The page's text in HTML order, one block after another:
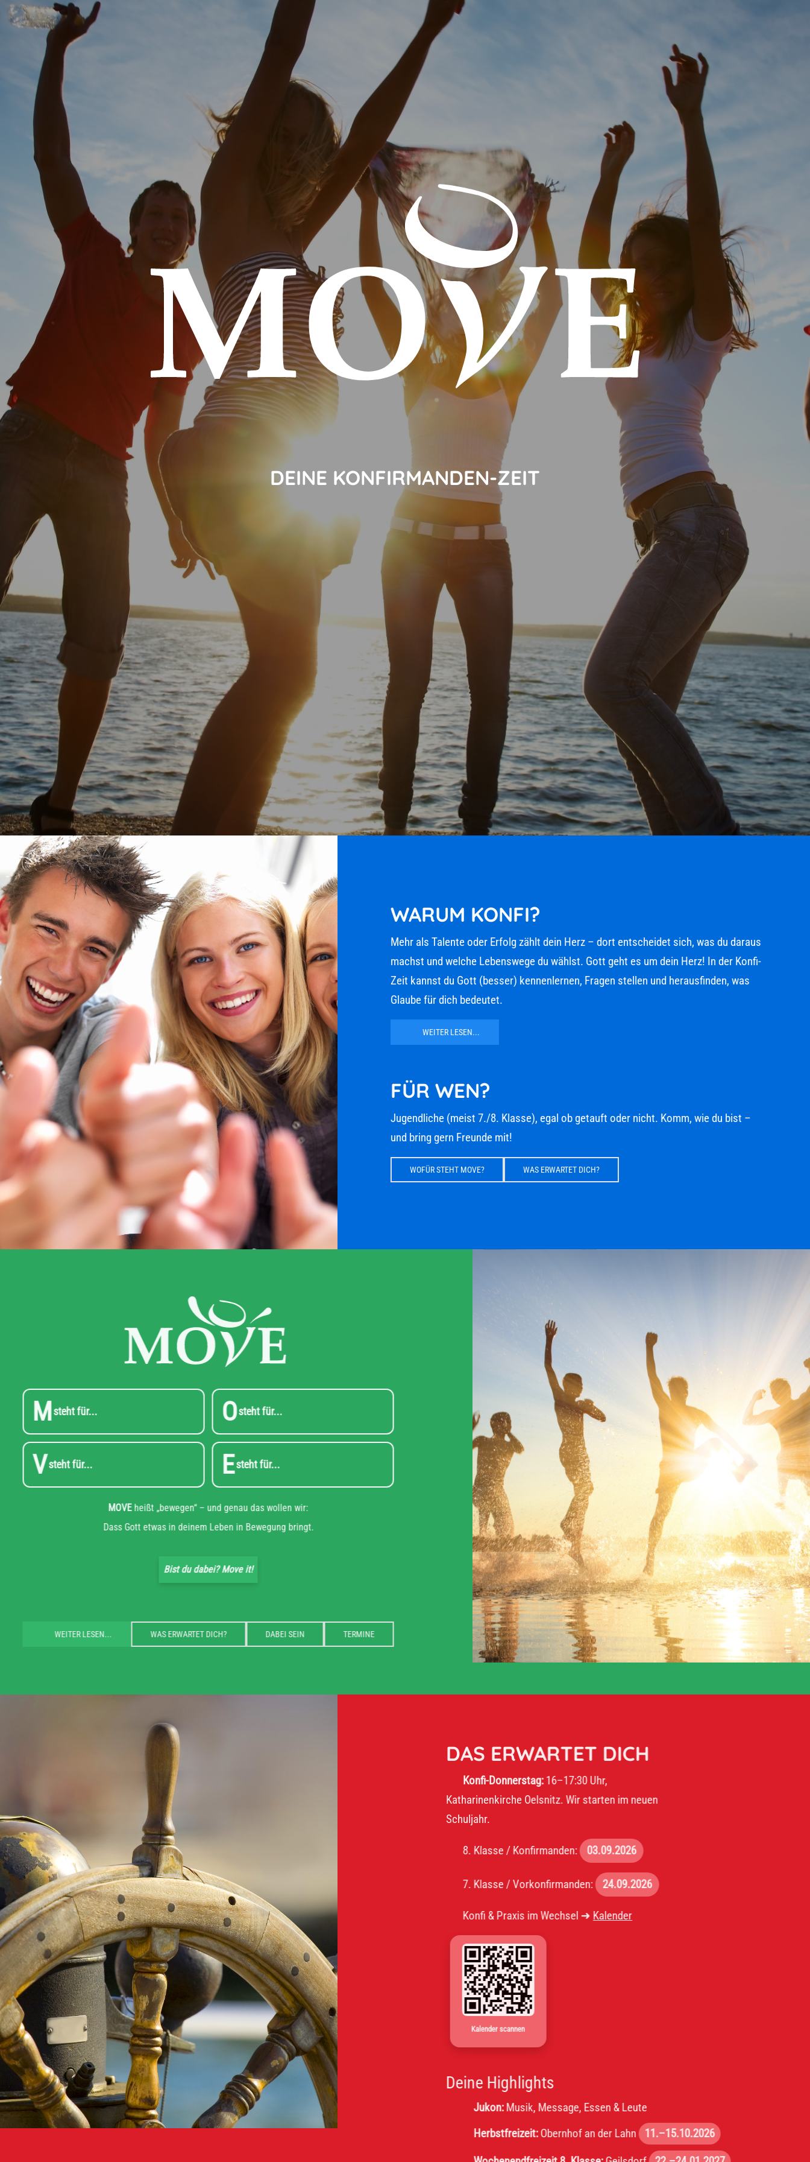
DEINE KONFIRMANDEN-ZEIT
WARUM KONFI?
Mehr als Talente oder Erfolg zählt dein Herz – dort entscheidet sich, was du daraus
machst und welche Lebenswege du wählst. Gott geht es um dein Herz! In der Konfi-
Zeit kannst du Gott (besser) kennenlernen, Fragen stellen und herausfinden, was
Glaube für dich bedeutet.
WEITER LESEN...
FÜR WEN?
Jugendliche (meist 7./8. Klasse), egal ob getauft oder nicht. Komm, wie du bist –
und bring gern Freunde mit!
WOFÜR STEHT MOVE? WAS ERWARTET DICH?
Msteht für... Osteht für...
Vsteht für... Esteht für...
MOVEheißt „bewegen“ – und genau das wollen wir:
Dass Gott etwas in deinem Leben in Bewegung bringt.
Bist du dabei? Move it!
WEITER LESEN... WAS ERWARTET DICH? DABEI SEIN TERMINE
DAS ERWARTET DICH
Konfi-Donnerstag:16–17:30 Uhr,
Katharinenkirche Oelsnitz. Wir starten im neuen
Schuljahr.
8. Klasse / Konfirmanden: 03.09.2026
7. Klasse / Vorkonfirmanden: 24.09.2026
Konfi & Praxis im Wechsel ➜Kalender
Kalender scannen
Deine Highlights
Musik, Message, Essen & Leute
Herbstfreizeit:Obernhof an der Lahn 11.–15.10.2026